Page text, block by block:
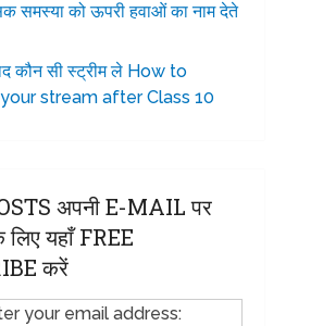
समस्या को ऊपरी हवाओं का नाम देते
कौन सी स्ट्रीम ले How to
stream after Class 10
अपनी E-MAIL पर
लिए यहाँ FREE
करें
your email address: